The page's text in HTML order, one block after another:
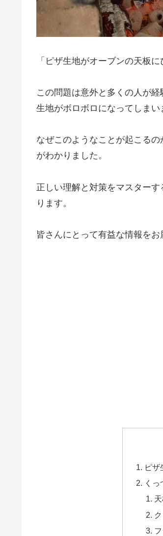
「ピザ生地がオーブンの天板
この問題は意外と多くの人が
生地がボロボロになってしまい
なぜこのようなことが起こる
がわかりました。
正しい理解と対策をマスター
ります。
皆さんにとって有益な情報を
ピ
く